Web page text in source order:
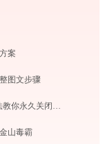
案
图文步骤
Win10如何彻底永久关闭自动更新 5种方法教你永久关闭win10自动更新
山毒霸